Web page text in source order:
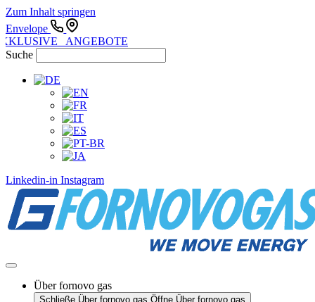
Zum Inhalt springen
Envelope
ANGEBOTE
Suche
Linkedin-in Instagram
Über fornovo gas
Schließe Über fornovo gas Öffne Über fornovo gas